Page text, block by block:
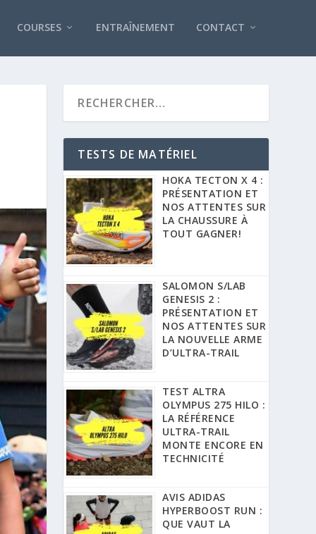
COURSES ENTRAÎNEMENT CONTACT
TESTS DE MATÉRIEL
HOKA TECTON X 4 :
PRÉSENTATION ET
NOS ATTENTES SUR
LA CHAUSSURE À
TOUT GAGNER!
SALOMON S/LAB
GENESIS 2 :
PRÉSENTATION ET
NOS ATTENTES SUR
LA NOUVELLE ARME
D’ULTRA-TRAIL
TEST ALTRA
OLYMPUS 275 HILO :
LA RÉFÉRENCE
ULTRA-TRAIL
MONTE ENCORE EN
TECHNICITÉ
AVIS ADIDAS
HYPERBOOST RUN :
QUE VAUT LA